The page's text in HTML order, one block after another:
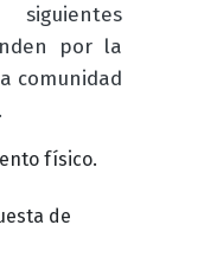
por la
comunidad
físico.
de